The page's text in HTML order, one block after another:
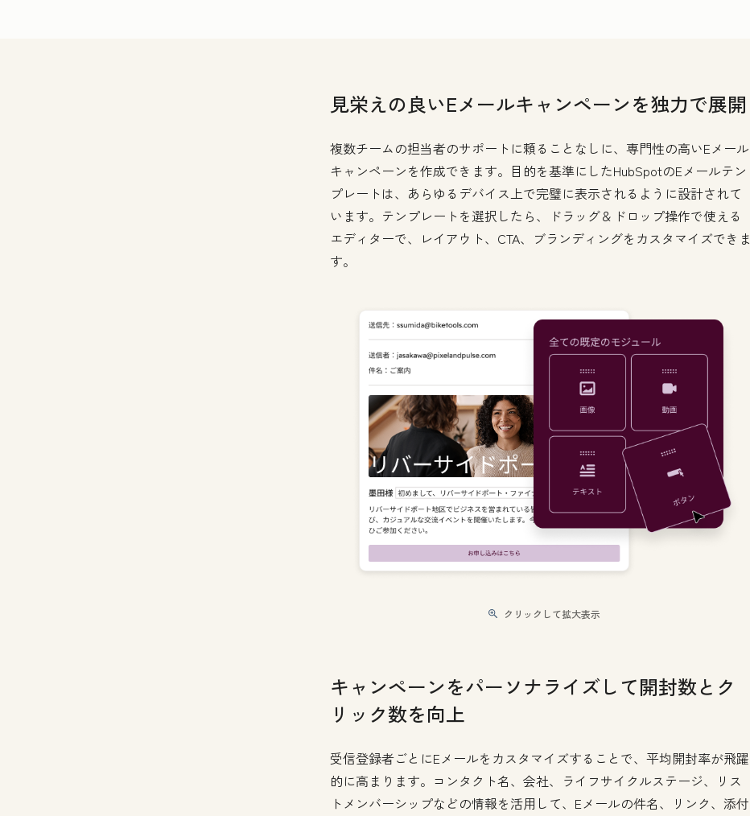
見栄えの良いEメールキャンペーンを独力で展開
複数チームの担当者のサポートに頼ることなしに、専門性の高いEメール
キャンペーンを作成できます。目的を基準にしたHubSpotのEメールテン
プレートは、あらゆるデバイス上で完璧に表示されるように設計されて
います。テンプレートを選択したら、ドラッグ＆ドロップ操作で使える
エディターで、レイアウト、CTA、ブランディングをカスタマイズできま
す。
クリックして拡大表示
キャンペーンをパーソナライズして開封数とク
リック数を向上
受信登録者ごとにEメールをカスタマイズすることで、平均開封率が飛躍
的に高まります。コンタクト名、会社、ライフサイクルステージ、リス
トメンバーシップなどの情報を活用して、Eメールの件名、リンク、添付